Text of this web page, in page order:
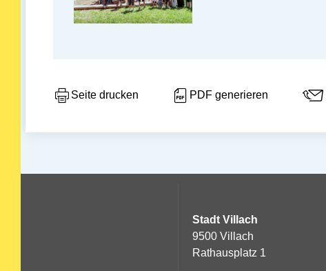
Seite drucken PDF generieren
Stadt Villach
9500 Villach
Rathausplatz 1